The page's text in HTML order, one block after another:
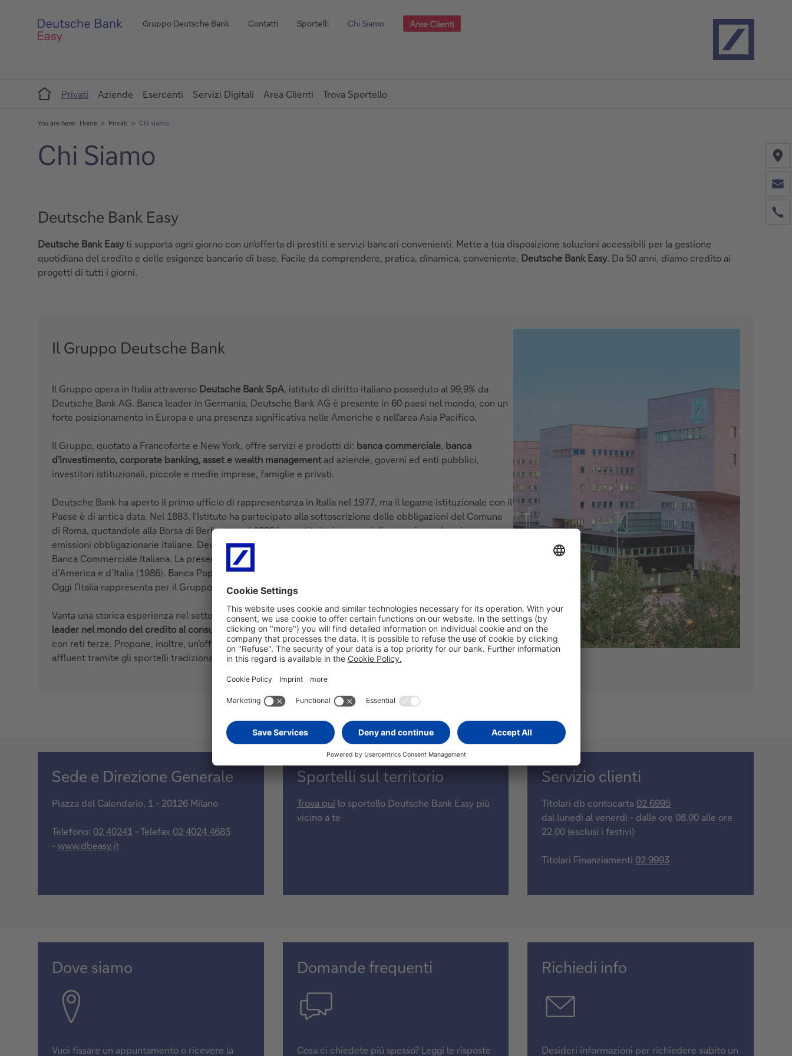
Gruppo Deutsche Bank Contatti Sportelli Chi Siamo
Privati
Aziende Esercenti Servizi Digitali Area Clienti Trova Sportello
You are here: Home Privati Chi siamo
Chi Siamo
Deutsche Bank Easy
Deutsche Bank Easyti supporta ogni giorno con un'offerta di prestiti e servizi bancari convenienti. Mette a tua disposizione soluzioni accessibili per la gestione
quotidiana del credito e delle esigenze bancarie di base. Facile da comprendere, pratica, dinamica, conveniente. Deutsche Bank Easy. Da 50 anni, diamo credito ai
progetti di tutti i giorni.
Il Gruppo Deutsche Bank
Il Gruppo opera in Italia attraverso Deutsche Bank SpA, istituto di diritto italiano posseduto al 99,9% da
Deutsche Bank AG. Banca leader in Germania, Deutsche Bank AG è presente in 60 paesi nel mondo, con un
forte posizionamento in Europa e una presenza significativa nelle Americhe e nell'area Asia Pacifico.
Il Gruppo, quotato a Francoforte e New York, offre servizi e prodotti di: banca commerciale, banca
d'investimento, corporate banking, asset e wealth managementad aziende, governi ed enti pubblici,
investitori istituzionali, piccole e medie imprese, famiglie e privati.
Deutsche Bank ha aperto il primo ufficio di rappresentanza in Italia nel 1977, ma il legame istituzionale con il
Paese è di antica data. Nel 1883, l’Istituto ha partecipato alla sottoscrizione delle obbligazioni del Comune
di Roma, quotandole alla Borsa di Berlino, e nel 1890 ha costituito i consorzi di garanzia per le prime
emissioni obbligazionarie italiane. Deutsche Bank è stata, inoltre, tra i fondatori, nel 1894 a Milano, della
Banca Commerciale Italiana. La presenza nel Paese si è rafforzata negli anni con l’acquisizione di Banca
d’America e d’Italia (1986), Banca Popolare di Lecco (1994), Finanza & Futuro (1995) e Milano Mutui (1996).
Oggi l’Italia rappresenta per il Gruppo il
primo mercato europeo
Vanta una storica esperienza nel settore dellecarte e dei servizi di pagamentoe, conDBEasy, è tra imarket
leader nel mondo del credito al consumo, operando attraverso canali diretti, reti agenziali e in partnership
con reti terze. Propone, inoltre, un'offerta completa di prodotti e servizi a clientela retail, small business e
affluent tramite gli sportelli tradizionali.
Sede e Direzione Generale
Piazza del Calendario, 1 - 20126 Milano
Telefono: 02 40241 - Telefax 02 4024 4683
-www.dbeasy.it
Sportelli sul territorio
Trova qui lo sportello Deutsche Bank Easy più
vicino a te
Servizio clienti
Titolari db contocarta 02 6995
dal lunedì al venerdì - dalle ore 08.00 alle ore
22.00 (esclusi i festivi)
Titolari Finanziamenti 02 9993
Dove siamo
Vuoi fissare un appuntamento o ricevere la
Domande frequenti
Cosa ci chiedete più spesso? Leggi le risposte
Richiedi info
Desideri informazioni per richiedere subito un